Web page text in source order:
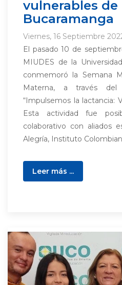
vulnerables de
Bucaramanga
Viernes, 16 Septiembre
El pasado 10 de
MIUDES de la
conmemoró la Semana
Materna, a través del
“Impulsemos la lactancia:
Esta actividad fue
colaborativo con aliados
Alegría, Instituto
Leer más ...